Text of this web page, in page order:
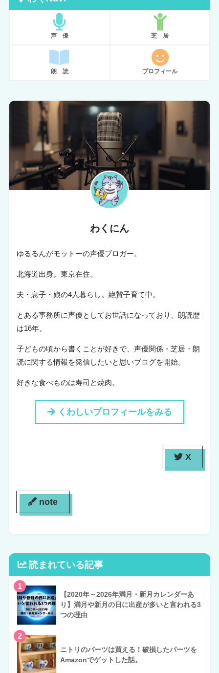
声 優 芝 居
朗 読 プロフィール
わくにん
ゆるるんがモットーの声優ブロガー。
北海道出身。東京在住。
夫・息子・娘の4人暮らし。絶賛子育て中。
とある事務所に声優としてお世話になっており、朗読歴
は16年。
子どもの頃から書くことが好きで、声優関係・芝居・朗
読に関する情報を発信したいと思いブログを開始。
好きな食べものは寿司と焼肉。
くわしいプロフィールをみる
X
note
読まれている記事
1
【2020年～2026年満月・新月カレンダーあ
り】満月や新月の日に出産が多いと言われる3
つの理由
2
ニトリのパーツは買える！破損したパーツを
Amazonでゲットした話。